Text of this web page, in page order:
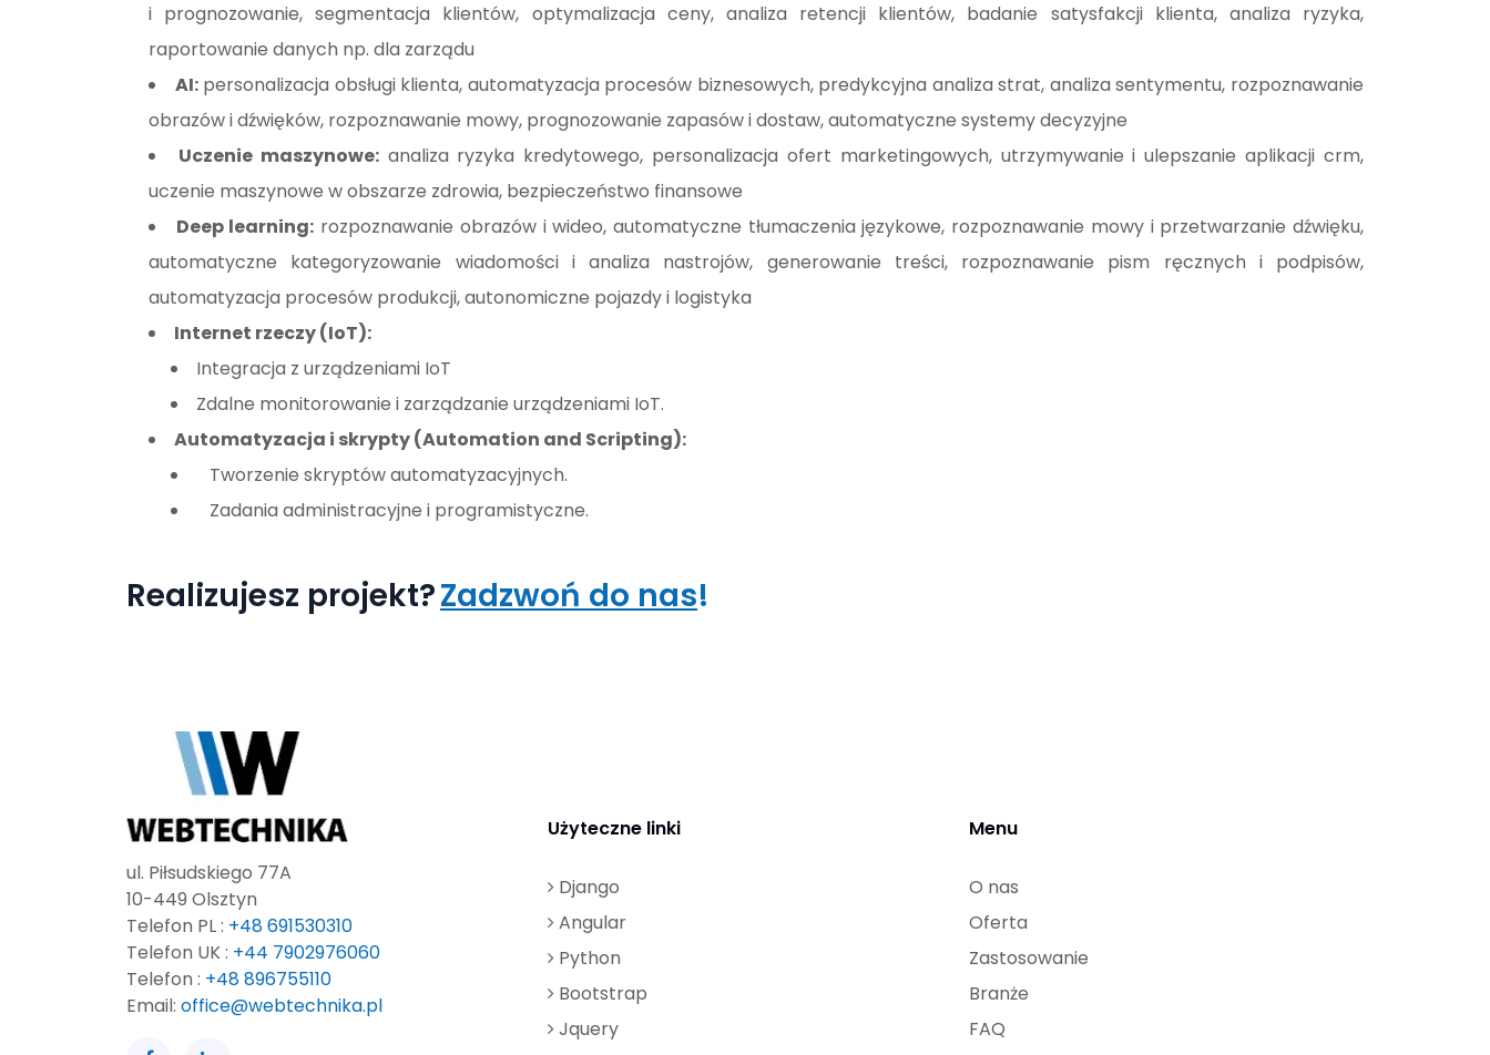
i prognozowanie, segmentacja klientów, optymalizacja ceny, analiza retencji klientów, badanie satysfakcji klienta, analiza ryzyka,
raportowanie danych np. dla zarządu
AI:personalizacja obsługi klienta, automatyzacja procesów biznesowych, predykcyjna analiza strat, analiza sentymentu, rozpoznawanie
obrazów i dźwięków, rozpoznawanie mowy, prognozowanie zapasów i dostaw, automatyczne systemy decyzyjne
Uczenie maszynowe:analiza ryzyka kredytowego, personalizacja ofert marketingowych, utrzymywanie i ulepszanie aplikacji crm,
uczenie maszynowe w obszarze zdrowia, bezpieczeństwo finansowe
Deep learning: rozpoznawanie obrazów i wideo, automatyczne tłumaczenia językowe, rozpoznawanie mowy i przetwarzanie dźwięku,
automatyczne kategoryzowanie wiadomości i analiza nastrojów, generowanie treści, rozpoznawanie pism ręcznych i podpisów,
automatyzacja procesów produkcji, autonomiczne pojazdy i logistyka
Internet rzeczy (IoT):
Integracja z urządzeniami IoT
Zdalne monitorowanie i zarządzanie urządzeniami IoT.
Automatyzacja i skrypty (Automation and Scripting):
Tworzenie skryptów automatyzacyjnych.
Zadania administracyjne i programistyczne.
Realizujesz projekt?Zadzwoń do nas!
ul. Piłsudskiego 77A
10-449 Olsztyn
Telefon PL : +48 691530310
Telefon UK : +44 7902976060
Telefon : +48 896755110
Email: office@webtechnika.pl
Użyteczne linki
Django
Angular
Python
Bootstrap
Jquery
Menu
O nas
Oferta
Zastosowanie
Branże
FAQ